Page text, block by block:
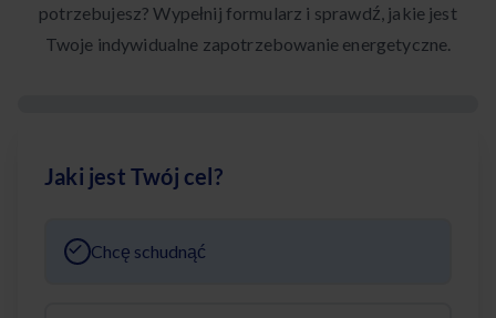
potrzebujesz? Wypełnij formularz i sprawdź, jakie jest
Twoje indywidualne zapotrzebowanie energetyczne.
Jaki jest Twój cel?
Chcę schudnąć